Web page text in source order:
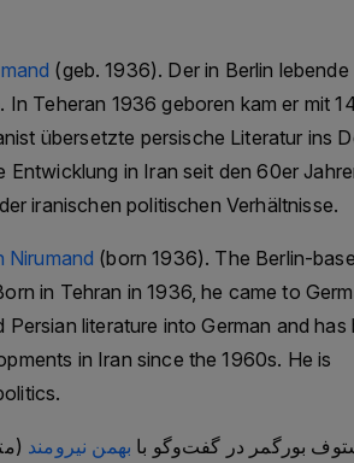
#icrc #genf #ikrk
newsletter / Our homepage:
the Grain is self financed. All
Podcast free with a donation
(geb. 1936). Der in Berlin lebende
Teheran 1936 geboren kam er mit
übersetzte persische Literatur ins
in Iran seit den 60er
iranischen politischen Verhältnisse.
Nirumand (born 1936). The Berlin-
in Tehran in 1936, he came to
literature into German and has
in Iran since the 1960s. He is
بورگمر در گفت‌وگو با بهمن نیرومند